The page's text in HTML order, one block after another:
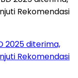
2025 diterima,
Rekomendasi